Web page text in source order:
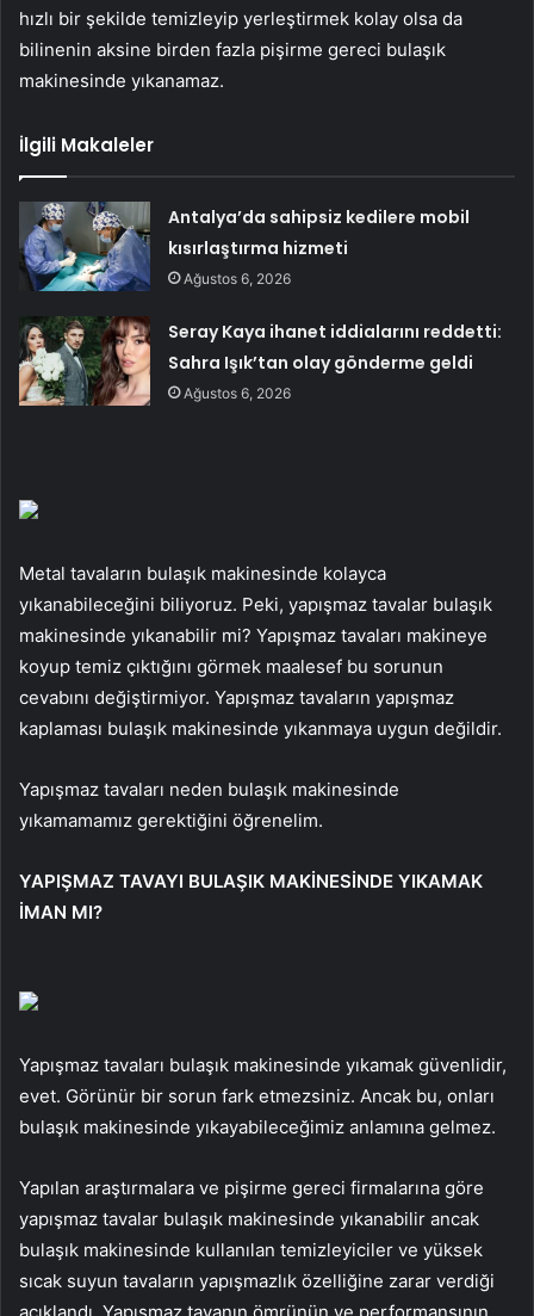
hızlı bir şekilde temizleyip yerleştirmek kolay olsa da
bilinenin aksine birden fazla pişirme gereci bulaşık
makinesinde yıkanamaz.
İlgili Makaleler
Antalya’da sahipsiz kedilere mobil
kısırlaştırma hizmeti
Ağustos 6, 2026
Seray Kaya ihanet iddialarını reddetti:
Sahra Işık’tan olay gönderme geldi
Ağustos 6, 2026
Metal tavaların bulaşık makinesinde kolayca
yıkanabileceğini biliyoruz. Peki, yapışmaz tavalar bulaşık
makinesinde yıkanabilir mi? Yapışmaz tavaları makineye
koyup temiz çıktığını görmek maalesef bu sorunun
cevabını değiştirmiyor. Yapışmaz tavaların yapışmaz
kaplaması bulaşık makinesinde yıkanmaya uygun değildir.
Yapışmaz tavaları neden bulaşık makinesinde
yıkamamamız gerektiğini öğrenelim.
YAPIŞMAZ TAVAYI BULAŞIK MAKİNESİNDE YIKAMAK
İMAN MI?
Yapışmaz tavaları bulaşık makinesinde yıkamak güvenlidir,
evet. Görünür bir sorun fark etmezsiniz. Ancak bu, onları
bulaşık makinesinde yıkayabileceğimiz anlamına gelmez.
Yapılan araştırmalara ve pişirme gereci firmalarına göre
yapışmaz tavalar bulaşık makinesinde yıkanabilir ancak
bulaşık makinesinde kullanılan temizleyiciler ve yüksek
sıcak suyun tavaların yapışmazlık özelliğine zarar verdiği
açıklandı. Yapışmaz tavanın ömrünün ve performansının